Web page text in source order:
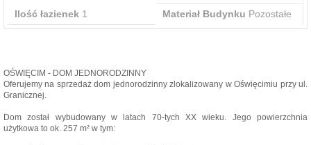
Ilość łazienek 1 Materiał Budynku Pozostałe
OŚWIĘCIM - DOM JEDNORODZINNY
Oferujemy na sprzedaż dom jednorodzinny zlokalizowany w Oświęcimiu przy ul.
Granicznej.
Dom został wybudowany w latach 70-tych XX wieku. Jego powierzchnia
użytkowa to ok. 257 m² w tym: